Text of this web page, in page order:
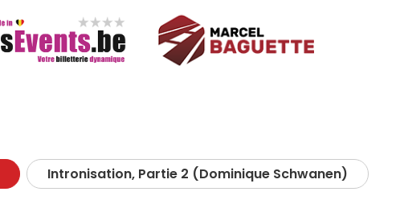
Intronisation, Partie 2 (Dominique Schwanen)